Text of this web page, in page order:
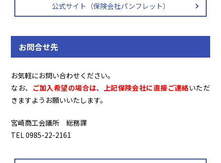
公式サイト（保険会社パンフレット）
お問合せ先
お気軽にお問い合わせください。
なお、
ご加入希望の場合は、上記保険会社に直接ご連絡いただ
きますようお願いいたします。
宮崎商工会議所 総務課
TEL 0985-22-2161